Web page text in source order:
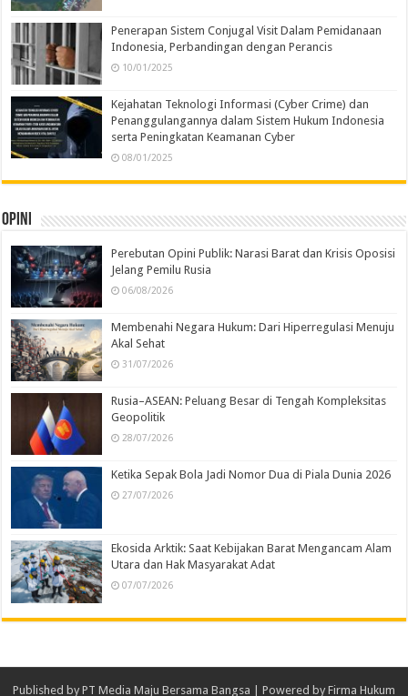
Penerapan Sistem Conjugal Visit Dalam Pemidanaan
Indonesia, Perbandingan dengan Perancis
10/01/2025
Kejahatan Teknologi Informasi (Cyber Crime) dan
Penanggulangannya dalam Sistem Hukum Indonesia
serta Peningkatan Keamanan Cyber
08/01/2025
Opini
Perebutan Opini Publik: Narasi Barat dan Krisis Oposisi
Jelang Pemilu Rusia
06/08/2026
Membenahi Negara Hukum: Dari Hiperregulasi Menuju
Akal Sehat
31/07/2026
Rusia–ASEAN: Peluang Besar di Tengah Kompleksitas
Geopolitik
28/07/2026
Ketika Sepak Bola Jadi Nomor Dua di Piala Dunia 2026
27/07/2026
Ekosida Arktik: Saat Kebijakan Barat Mengancam Alam
Utara dan Hak Masyarakat Adat
07/07/2026
Published by PT Media Maju Bersama Bangsa | Powered by Firma Hukum